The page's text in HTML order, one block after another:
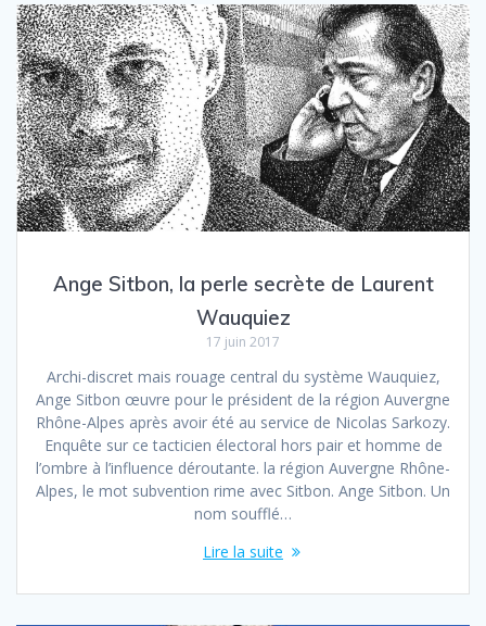
Ange Sitbon, la perle secrète de Laurent
Wauquiez
17 juin 2017
Archi-discret mais rouage central du système Wauquiez,
Ange Sitbon œuvre pour le président de la région Auvergne
Rhône-Alpes après avoir été au service de Nicolas Sarkozy.
Enquête sur ce tacticien électoral hors pair et homme de
l’ombre à l’influence déroutante. la région Auvergne Rhône-
Alpes, le mot subvention rime avec Sitbon. Ange Sitbon. Un
nom soufflé…
Lire la suite